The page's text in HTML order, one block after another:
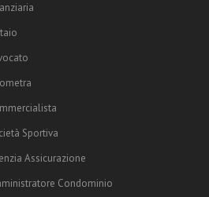
Sportiva
Assicurazione
Condominio